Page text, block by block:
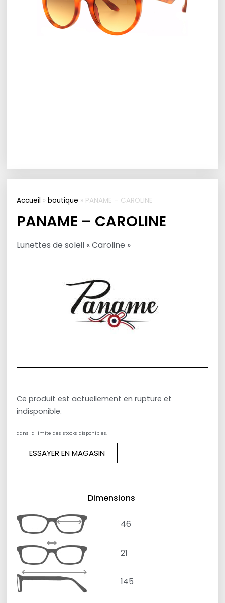
Accueil »boutique » PANAME – CAROLINE
PANAME – CAROLINE
Lunettes de soleil « Caroline »
Ce produit est actuellement en rupture et
indisponible.
dans la limite des stocks disponibles.
ESSAYER EN MAGASIN
Dimensions
46
21
145